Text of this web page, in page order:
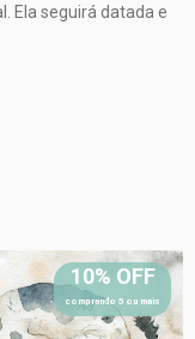
Ela seguirá datada e
10% OFF
comprando 5 ou mais